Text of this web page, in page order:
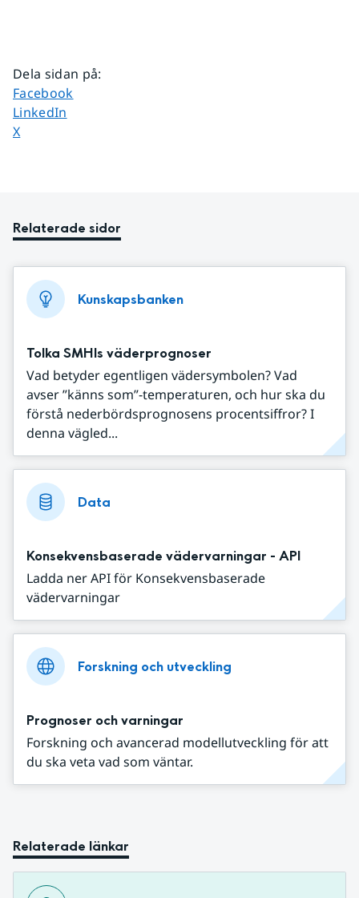
Dela sidan på:
Dela sidan på
Facebook
Dela sidan på
LinkedIn
Dela sidan på
X
Relaterade sidor
Kunskapsbanken
Tolka SMHIs väderprognoser
Vad betyder egentligen vädersymbolen? Vad
avser ”känns som”-temperaturen, och hur ska du
förstå nederbördsprognosens procentsiffror? I
denna vägled...
Data
Konsekvensbaserade vädervarningar - API
Ladda ner API för Konsekvensbaserade
vädervarningar
Forskning och utveckling
Prognoser och varningar
Forskning och avancerad modellutveckling för att
du ska veta vad som väntar.
Relaterade länkar